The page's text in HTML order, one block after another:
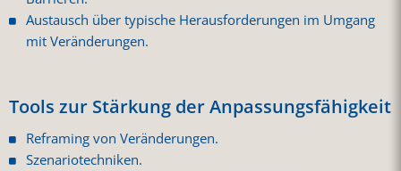
Austausch über typische Herausforderungen im Umgang
mit Veränderungen.
Tools zur Stärkung der Anpassungsfähigkeit
Reframing von Veränderungen.
Szenariotechniken.